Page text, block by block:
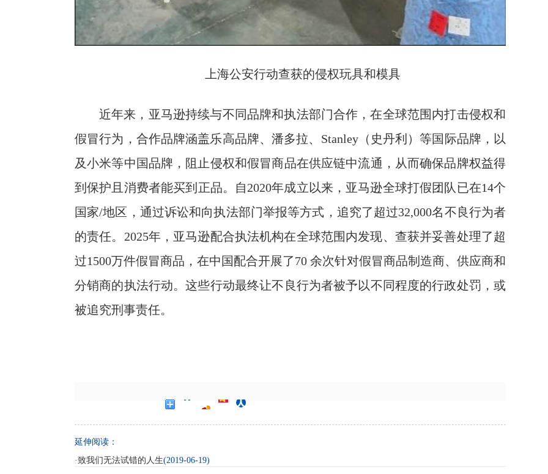
上海公安行动查获的侵权玩具和模具
近年来，亚马逊持续与不同品牌和执法部门合作，在全球范围内打击侵权和
假冒行为，合作品牌涵盖乐高品牌、潘多拉、Stanley（史丹利）等国际品牌，以
及小米等中国品牌，阻止侵权和假冒商品在供应链中流通，从而确保品牌权益得
到保护且消费者能买到正品。自2020年成立以来，亚马逊全球打假团队已在14个
国家/地区，通过诉讼和向执法部门举报等方式，追究了超过32,000名不良行为者
的责任。2025年，亚马逊配合执法机构在全球范围内发现、查获并妥善处理了超
过1500万件假冒商品，在中国配合开展了70 余次针对假冒商品制造商、供应商和
分销商的执法行动。这些行动最终让不良行为者被予以不同程度的行政处罚，或
被追究刑事责任。
延伸阅读：
·致我们无法试错的人生(2019-06-19)